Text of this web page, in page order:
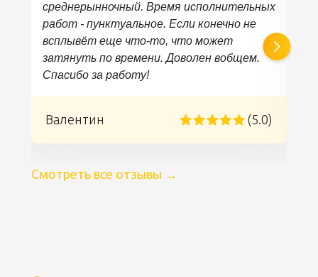
среднерынночный. Время исполнительных
работ - пунктуальное. Если конечно не
всплывёт еще что-то, что может
затянуть по времени. Доволен вобщем.
Спасибо за работу!
Валентин (5.0)
Смотреть все отзывы →